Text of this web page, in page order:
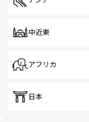
中近東
アフリカ
日本